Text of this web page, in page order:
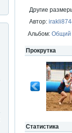
Другие
Автор:
Альбом:Общий
Прокрутка
Статистика